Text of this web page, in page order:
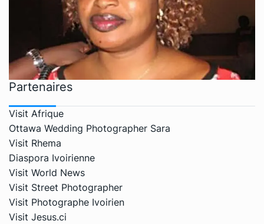
Partenaires
Visit Afrique
Ottawa Wedding Photographer Sara
Visit Rhema
Diaspora Ivoirienne
Visit World News
Visit Street Photographer
Visit Photographe Ivoirien
Visit Jesus.ci